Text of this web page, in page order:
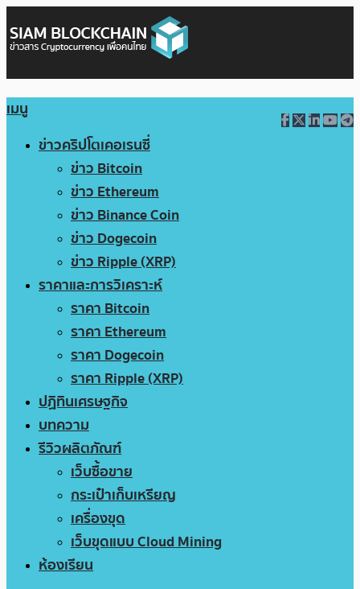
เมนู
ข่าวคริปโตเคอเรนซี่
ข่าว Bitcoin
ข่าว Ethereum
ข่าว Binance Coin
ข่าว Dogecoin
ข่าว Ripple (XRP)
ราคาและการวิเคราะห์
ราคา Bitcoin
ราคา Ethereum
ราคา Dogecoin
ราคา Ripple (XRP)
ปฏิทินเศรษฐกิจ
บทความ
รีวิวผลิตภัณฑ์
เว็บซื้อขาย
กระเป๋าเก็บเหรียญ
เครื่องขุด
เว็บขุดแบบ Cloud Mining
ห้องเรียน